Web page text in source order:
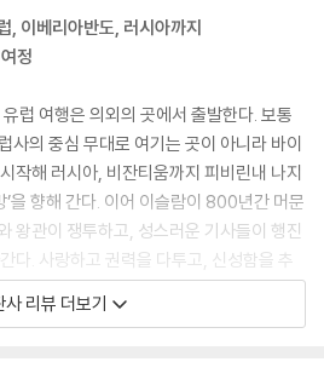
렌체
미켈란젤로의 세 피에타
해를 예고하다
보다 500년 먼저 아메리카대륙에 상륙했
잔티움제국에 도달했고, 어쩌면 더 멀리
제기된다. 때로는 약탈자로 때로는 상인으
역의 노르망디공작령이나 시칠리아왕국
나 러시아 국가 형성에 큰 영향을 끼치기
교류와 혁신을 모두 품고 있는 놀라운 사건
」중에서
시 사람들은 왜 그토록 열광했는가? 십자
지 못한 가난한 사람들, 잃을 것 없는 사람
잡으려는 불순한 의도가 깔려 있었다는 것
, 이베리아반도, 러시아까지
정
럽 여행은 의외의 곳에서 출발한다. 보통
사의 중심 무대로 여기는 곳이 아니라 바이
작해 러시아, 비잔티움까지 피비린내 나지
’을 향해 간다. 이어 이슬람이 800년간 머문
왕관이 쟁투하고, 성스러운 기사들이 행진
다. 사랑하고 권력을 다투고, 신성함을 추
곳곳을 누비고는 천국의 이상을 담은 높
잠시 쉬어가기도 한다. 전쟁, 기근, 질병의
사 리뷰 더보기